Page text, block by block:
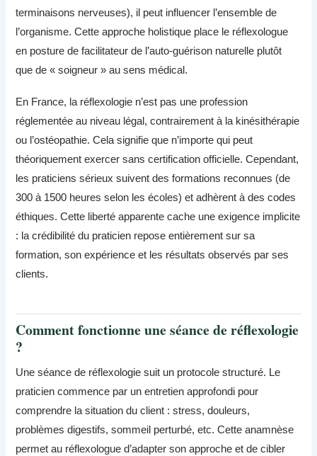
terminaisons nerveuses), il peut influencer l’ensemble de
l’organisme. Cette approche holistique place le réflexologue
en posture de facilitateur de l’auto-guérison naturelle plutôt
que de « soigneur » au sens médical.
En France, la réflexologie n’est pas une profession
réglementée au niveau légal, contrairement à la kinésithérapie
ou l’ostéopathie. Cela signifie que n’importe qui peut
théoriquement exercer sans certification officielle. Cependant,
les praticiens sérieux suivent des formations reconnues (de
300 à 1500 heures selon les écoles) et adhèrent à des codes
éthiques. Cette liberté apparente cache une exigence implicite
: la crédibilité du praticien repose entièrement sur sa
formation, son expérience et les résultats observés par ses
clients.
Comment fonctionne une séance de réflexologie
?
Une séance de réflexologie suit un protocole structuré. Le
praticien commence par un entretien approfondi pour
comprendre la situation du client : stress, douleurs,
problèmes digestifs, sommeil perturbé, etc. Cette anamnèse
permet au réflexologue d’adapter son approche et de cibler